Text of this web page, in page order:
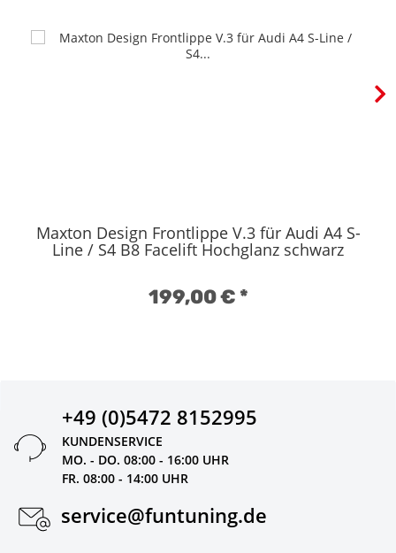
Maxton Design Frontlippe V.3 für Audi A4 S-
Line / S4 B8 Facelift Hochglanz schwarz
199,00 €*
+49 (0)5472 8152995
KUNDENSERVICE
MO. - DO. 08:00 - 16:00 UHR
FR. 08:00 - 14:00 UHR
service@funtuning.de